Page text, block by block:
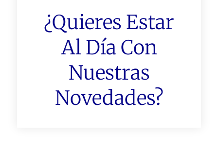
¿Quieres Estar
Al Día Con
Nuestras
Novedades?